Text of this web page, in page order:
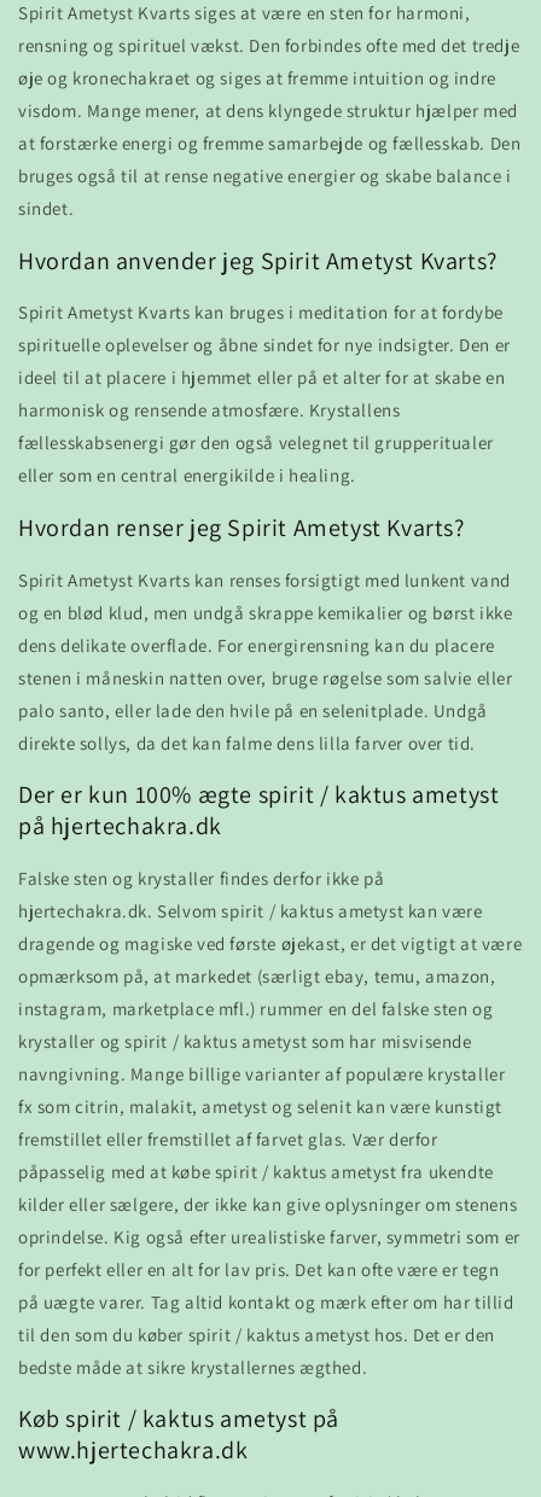
Spirit Ametyst Kvarts siges at være en sten for harmoni,
rensning og spirituel vækst. Den forbindes ofte med det tredje
øje og kronechakraet og siges at fremme intuition og indre
visdom. Mange mener, at dens klyngede struktur hjælper med
at forstærke energi og fremme samarbejde og fællesskab. Den
bruges også til at rense negative energier og skabe balance i
sindet.
Hvordan anvender jeg Spirit Ametyst Kvarts?
Spirit Ametyst Kvarts kan bruges i meditation for at fordybe
spirituelle oplevelser og åbne sindet for nye indsigter. Den er
ideel til at placere i hjemmet eller på et alter for at skabe en
harmonisk og rensende atmosfære. Krystallens
fællesskabsenergi gør den også velegnet til grupperitualer
eller som en central energikilde i healing.
Hvordan renser jeg Spirit Ametyst Kvarts?
Spirit Ametyst Kvarts kan renses forsigtigt med lunkent vand
og en blød klud, men undgå skrappe kemikalier og børst ikke
dens delikate overflade. For energirensning kan du placere
stenen i måneskin natten over, bruge røgelse som salvie eller
palo santo, eller lade den hvile på en selenitplade. Undgå
direkte sollys, da det kan falme dens lilla farver over tid.
Der er kun 100% ægte spirit / kaktus ametyst
på hjertechakra.dk
Falske sten og krystaller findes derfor ikke på
hjertechakra.dk. Selvom spirit / kaktus ametyst kan være
dragende og magiske ved første øjekast, er det vigtigt at være
opmærksom på, at markedet (særligt ebay, temu, amazon,
instagram, marketplace mfl.) rummer en del falske sten og
krystaller og spirit / kaktus ametyst som har misvisende
navngivning. Mange billige varianter af populære krystaller
fx som citrin, malakit, ametyst og selenit kan være kunstigt
fremstillet eller fremstillet af farvet glas. Vær derfor
påpasselig med at købe spirit / kaktus ametyst fra ukendte
kilder eller sælgere, der ikke kan give oplysninger om stenens
oprindelse. Kig også efter urealistiske farver, symmetri som er
for perfekt eller en alt for lav pris. Det kan ofte være er tegn
på uægte varer. Tag altid kontakt og mærk efter om har tillid
til den som du køber spirit / kaktus ametyst hos. Det er den
bedste måde at sikre krystallernes ægthed.
Køb spirit / kaktus ametyst på
www.hjertechakra.dk